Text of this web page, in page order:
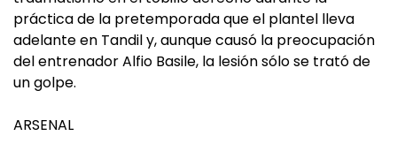
práctica de la pretemporada que el plantel lleva
adelante en Tandil y, aunque causó la preocupación
del entrenador Alfio Basile, la lesión sólo se trató de
un golpe.
ARSENAL